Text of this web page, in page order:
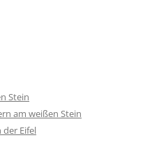
Stein
am weißen Stein
der Eifel